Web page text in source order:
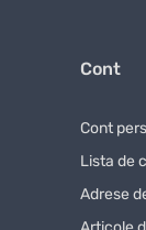
doar cu
de comandă
Cont
Cont
Lista de
Adrese